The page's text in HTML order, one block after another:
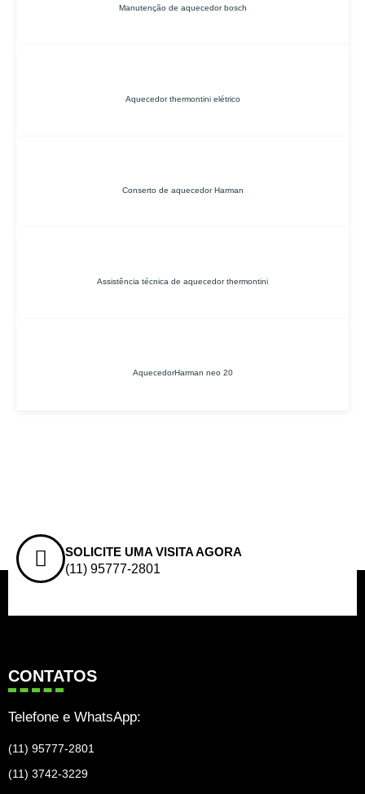
Manutenção de aquecedor bosch
Aquecedor thermontini elétrico
Conserto de aquecedor Harman
Assistência técnica de aquecedor thermontini
AquecedorHarman neo 20
SOLICITE UMA VISITA AGORA
(11) 95777-2801
CONTATOS
Telefone e WhatsApp:
(11) 95777-2801
(11) 3742-3229